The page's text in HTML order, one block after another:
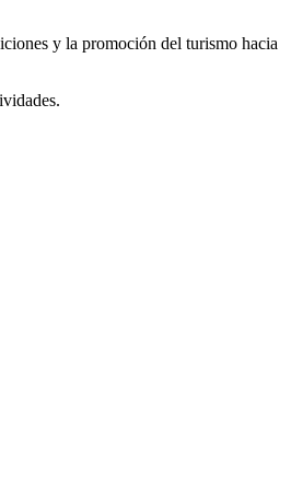
y la promoción del turismo hacia